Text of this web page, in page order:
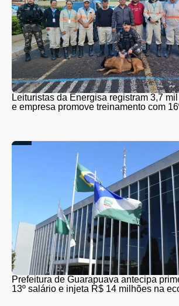
Leituristas da Energisa registram 3,7
e empresa promove treinamento com
Prefeitura de Guarapuava antecipa
13º salário e injeta R$ 14 milhões na